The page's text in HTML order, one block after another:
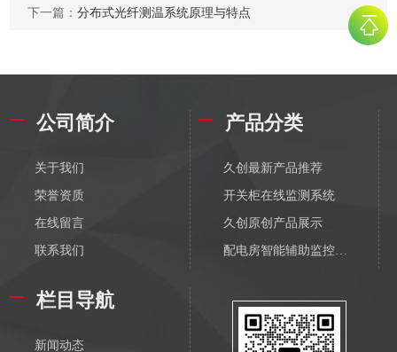
下一篇：分布式光纤测温系统原理与特点
公司简介
关于我们
荣誉资质
在线留言
联系我们
产品分类
久创最新产品推荐
开关柜在线监测系统
久创原创产品展示
配电房智能辅助监控系统
输变电物联网传感器-无线
配电监测传感器-有线
栏目导航
新闻动态